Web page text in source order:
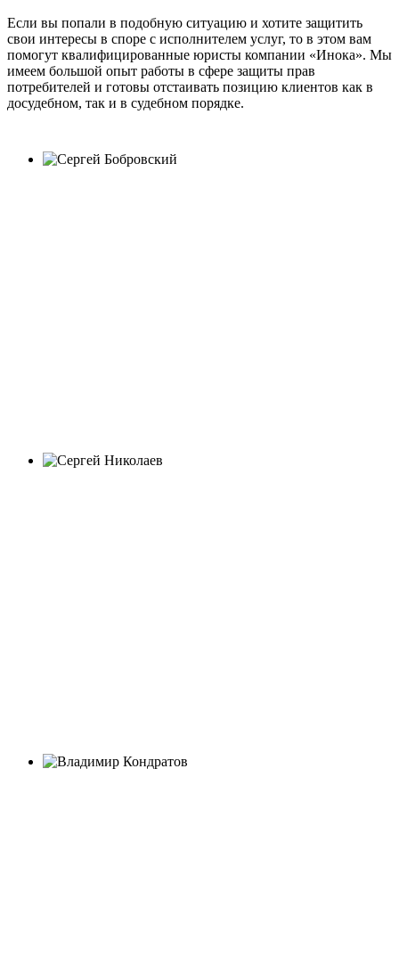
Если вы попали в подобную ситуацию и хотите защитить
свои интересы в споре с исполнителем услуг, то в этом вам
помогут квалифицированные юристы компании «Инока». Мы
имеем большой опыт работы в сфере защиты прав
потребителей и готовы отстаивать позицию клиентов как в
досудебном, так и в судебном порядке.